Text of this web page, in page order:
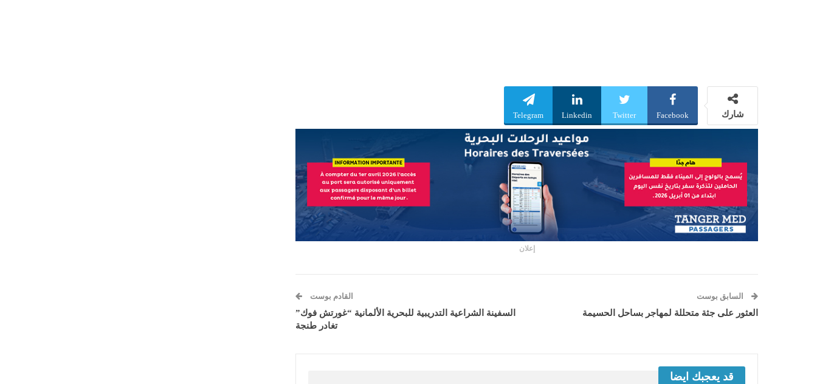
شارك Facebook
Twitter
Linkedin
Telegram
إعلان
السابق بوست
العثور على جثة متحللة لمهاجر بساحل الحسيمة
القادم بوست
السفينة الشراعية التدريبية للبحرية الألمانية “غورتش فوك”
تغادر طنجة
قد يعجبك ايضا